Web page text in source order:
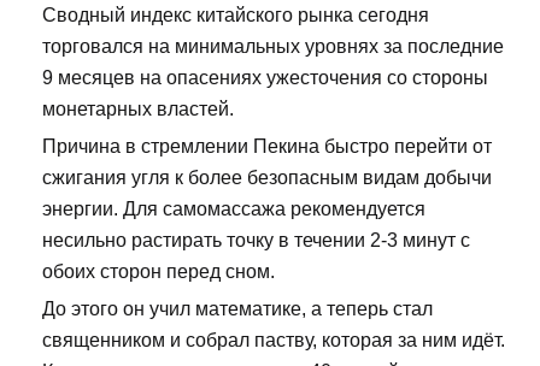
Сводный индекс китайского рынка сегодня
торговался на минимальных уровнях за последние
9 месяцев на опасениях ужесточения со стороны
монетарных властей.
Причина в стремлении Пекина быстро перейти от
сжигания угля к более безопасным видам добычи
энергии. Для самомассажа рекомендуется
несильно растирать точку в течении 2-3 минут с
обоих сторон перед сном.
До этого он учил математике, а теперь стал
священником и собрал паству, которая за ним идёт.